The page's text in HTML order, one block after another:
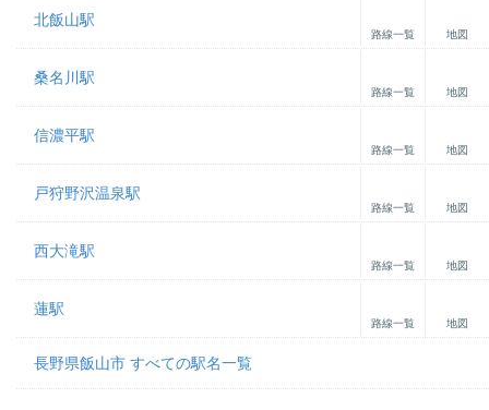
北飯山駅
路線一覧 地図
桑名川駅
路線一覧 地図
信濃平駅
路線一覧 地図
戸狩野沢温泉駅
路線一覧 地図
西大滝駅
路線一覧 地図
蓮駅
路線一覧 地図
長野県飯山市 すべての駅名一覧